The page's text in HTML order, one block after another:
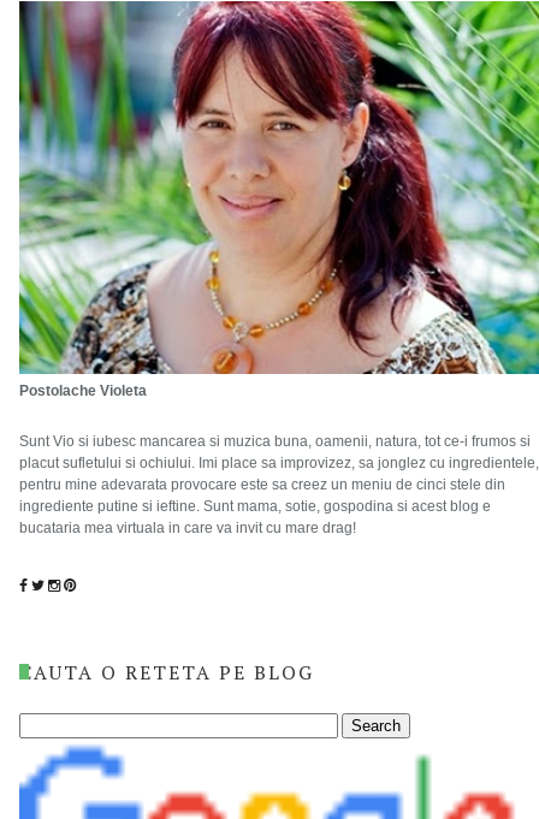
Postolache Violeta
Sunt Vio si iubesc mancarea si muzica buna, oamenii, natura, tot ce-i frumos si
placut sufletului si ochiului. Imi place sa improvizez, sa jonglez cu ingredientele,
pentru mine adevarata provocare este sa creez un meniu de cinci stele din
ingrediente putine si ieftine. Sunt mama, sotie, gospodina si acest blog e
bucataria mea virtuala in care va invit cu mare drag!
CAUTA O RETETA PE BLOG